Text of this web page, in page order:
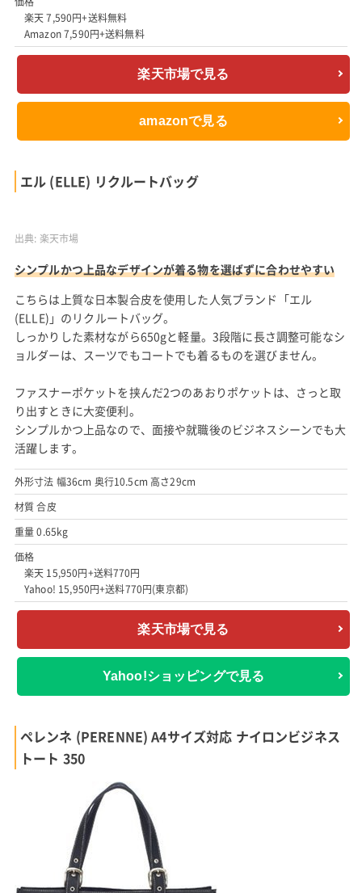
長めのハンドルが肩にかけやすい 女性らしいフォルムのリクル
ートバッグ
こちらは、「ラムモード」の上品なデザインのリクルートバッグ
です。きっちりとしたフォーマル感を出しながらも、丸みを帯び
たフォルムが女性らしさを感じさせます。
長めハンドルで肩にかけやすく軽い使い心地なので、長時間使用
しても疲れにくい作りなのも嬉しいです。
フェミニンなレディースリクルートバッグをお探しの人におすす
重量 0.7kg
価格
Amazon 7,590円+送料無料
楽天市場で見る
amazonで見る
エル (ELLE) リクルートバッグ
出典:楽天市場
シンプルかつ上品なデザインが着る物を選ばずに合わせやすい
こちらは上質な日本製合皮を使用した人気ブランド「エル
(ELLE)」のリクルートバッグ。
しっかりした素材ながら650gと軽量。3段階に長さ調整可能なシ
ョルダーは、スーツでもコートでも着るものを選びません。
ファスナーポケットを挟んだ2つのあおりポケットは、さっと取
り出すときに大変便利。
シンプルかつ上品なので、面接や就職後のビジネスシーンでも大
外形寸法 幅36cm 奥行10.5cm 高さ29cm
楽天 15,950円+送料770円
Yahoo! 15,950円+送料770円(東京都)